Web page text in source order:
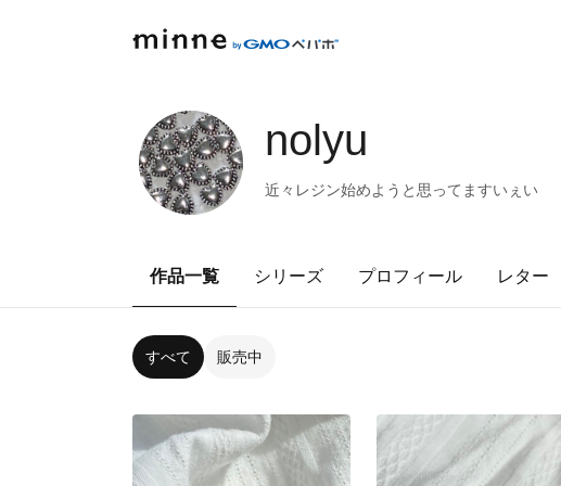
nolyu
近々レジン始めようと思ってますいぇい
作品一覧 シリーズ プロフィール レター
すべて 販売中